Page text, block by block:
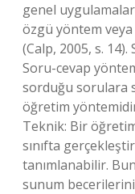
genel
özgü yöntem
(Calp, 2005, s.
Soru-cevap
sorduğu sorulara
öğretim
Teknik: Bir
sınıfta
tanımlanabilir.
sunum